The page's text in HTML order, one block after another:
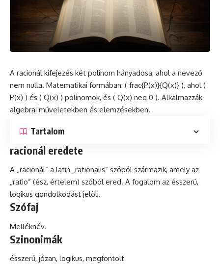
A racionál kifejezés két polinom hányadosa, ahol a nevező
nem nulla. Matematikai formában: ( frac{P(x)}{Q(x)} ), ahol (
P(x) ) és ( Q(x) ) polinomok, és ( Q(x) neq 0 ). Alkalmazzák
algebrai műveletekben és elemzésekben.
Tartalom
racionál eredete
A „racionál” a latin „rationalis” szóból származik, amely az
„ratio” (ész, értelem) szóból ered. A fogalom az ésszerű,
logikus gondolkodást jelöli.
Szófaj
Melléknév.
Szinonimák
ésszerű, józan, logikus, megfontolt